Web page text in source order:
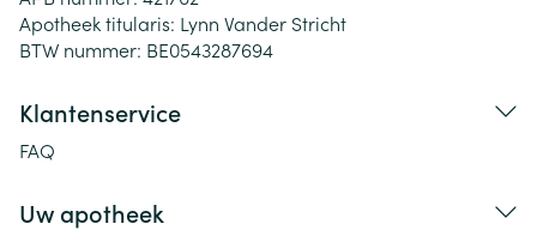
Apotheek titularis: Lynn Vander Stricht
BTW nummer: BE0543287694
Klantenservice
FAQ
Uw apotheek